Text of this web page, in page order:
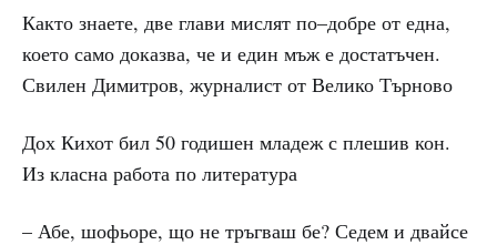
Както знаете, две глави мислят по–добре от една,
което само доказва, че и един мъж е достатъчен.
Свилен Димитров, журналист от Велико Търново
Дох Кихот бил 50 годишен младеж с плешив кон.
Из класна работа по литература
– Абе, шофьоре, що не тръгваш бе? Седем и двайсе